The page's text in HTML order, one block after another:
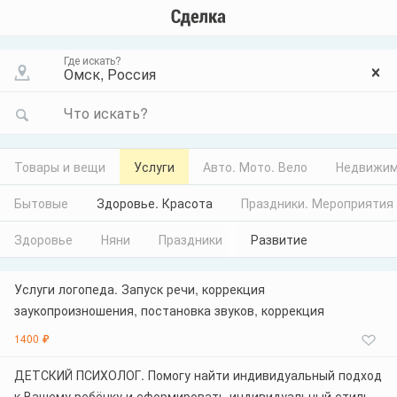
Где искать?
Что искать?
Товары и вещи Услуги Авто. Мото. Вело
Бытовые Здоровье. Красота Праздники. Мероприятия
Здоровье Няни Праздники Развитие
Услуги логопеда. Запуск речи, коррекция
заукопроизношения, постановка звуков, коррекция
заикания. Работаю с любыми детишками, с ОВЗ в том
Люблю свою работу, все делаю качественно и
1400 ₽
ДЕТСКИЙ ПСИХОЛОГ. Помогу найти индивидуальный подход